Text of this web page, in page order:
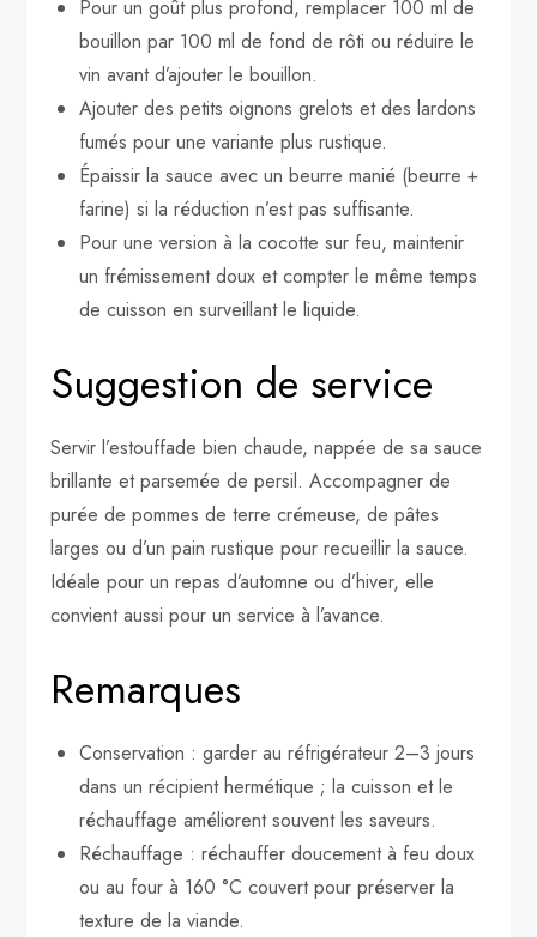
Pour un goût plus profond, remplacer 100 ml de
bouillon par 100 ml de fond de rôti ou réduire le
vin avant d’ajouter le bouillon.
Ajouter des petits oignons grelots et des lardons
fumés pour une variante plus rustique.
Épaissir la sauce avec un beurre manié (beurre +
farine) si la réduction n’est pas suffisante.
Pour une version à la cocotte sur feu, maintenir
un frémissement doux et compter le même temps
de cuisson en surveillant le liquide.
Suggestion de service
Servir l’estouffade bien chaude, nappée de sa sauce
brillante et parsemée de persil. Accompagner de
purée de pommes de terre crémeuse, de pâtes
larges ou d’un pain rustique pour recueillir la sauce.
Idéale pour un repas d’automne ou d’hiver, elle
convient aussi pour un service à l’avance.
Remarques
Conservation : garder au réfrigérateur 2–3 jours
dans un récipient hermétique ; la cuisson et le
réchauffage améliorent souvent les saveurs.
Réchauffage : réchauffer doucement à feu doux
ou au four à 160 °C couvert pour préserver la
texture de la viande.